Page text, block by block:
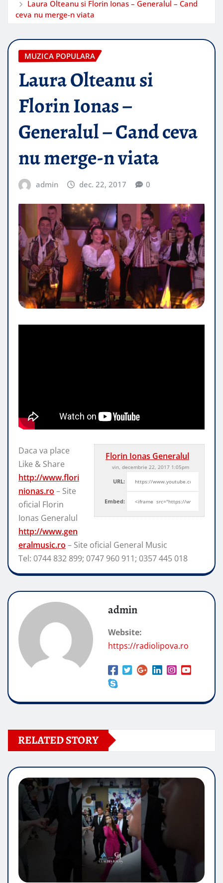
Laura Olteanu si Florin Ionas – Generalul – Cand
ceva nu merge-n viata
MUZICA POPULARA
Laura Olteanu si
Florin Ionas –
Generalul – Cand ceva
nu merge-n viata
admin dec. 22, 2017 0
Florin Ionas Generalul
vin, decembrie 22, 2017 1:05pm
URL:
Embed:
Daca va place
Like & Share
http://www.flori
nionas.ro – Site
oficial Florin
Ionas Generalul
http://www.gen
eralmusic.ro – Site oficial General Music
Tel: 0744 832 899; 0747 960 911; 0357 445 018
admin
Website:
https://radiolipova.ro
RELATED STORY